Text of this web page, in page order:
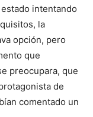
intentando
la
opción, pero
que
preocupara, que
de
comentado un